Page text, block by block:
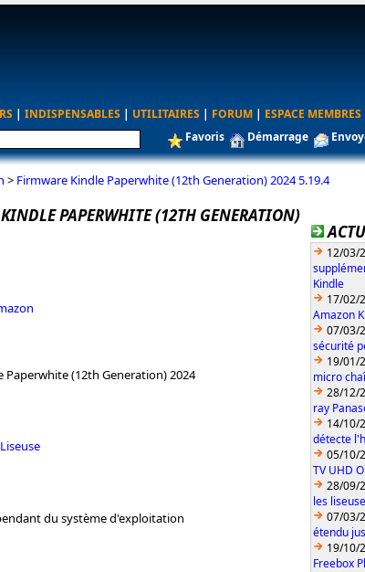
| INDISPENSABLES | UTILITAIRES | FORUM | ESPACE MEMBRES
Favoris Démarrage
> Firmware Kindle Paperwhite (12th Generation) 2024 5.19.4
PAPERWHITE (12TH GENERATION)
Paperwhite (12th Generation) 2024
Liseuse
du système d'exploitation
12/03/
Kindle
17/02/
Amazon
07/03/
sécurité
19/01/
micro
28/12/
ray
14/10/
détecte
05/10/
TV UHD
28/09/
les
07/03/
étendu
19/10/
Freebox